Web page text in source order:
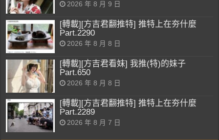
2026 年 8 月 9 日
[轉載][方吉君翻推特] 推特上在夯什麼
Part.2290
2026 年 8 月 8 日
[轉載][方吉君看妹] 我推(特)的妹子
Part.650
2026 年 8 月 8 日
[轉載][方吉君翻推特] 推特上在夯什麼
Part.2289
2026 年 8 月 7 日